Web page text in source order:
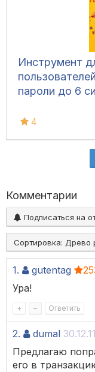
Инструмент
пароли до 6
4
Комментарии
Подписаться на
Сортировка: Древо
1. gutentag
Ура!
+ – Ответить
2. dumal
Предлагаю
его в